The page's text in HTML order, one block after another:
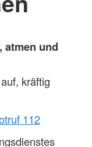
atmen und
kräftig
112